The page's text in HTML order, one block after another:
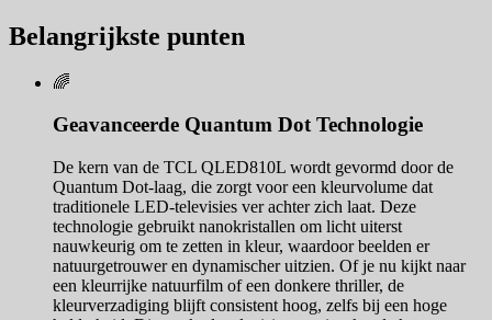
Belangrijkste punten
🌈
Geavanceerde Quantum Dot Technologie
De kern van de TCL QLED810L wordt gevormd door de
Quantum Dot-laag, die zorgt voor een kleurvolume dat
traditionele LED-televisies ver achter zich laat. Deze
technologie gebruikt nanokristallen om licht uiterst
nauwkeurig om te zetten in kleur, waardoor beelden er
natuurgetrouwer en dynamischer uitzien. Of je nu kijkt naar
een kleurrijke natuurfilm of een donkere thriller, de
kleurverzadiging blijft consistent hoog, zelfs bij een hoge